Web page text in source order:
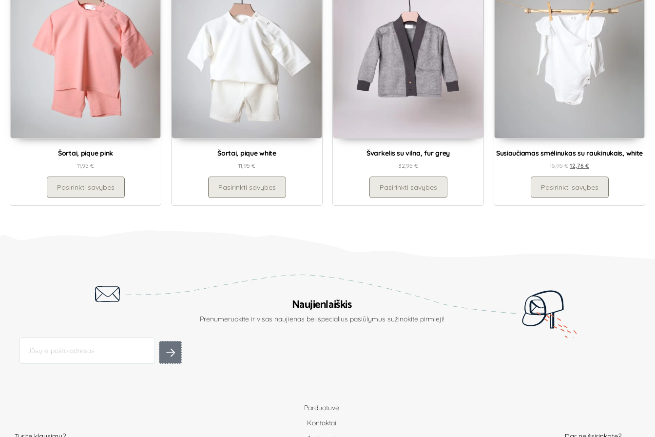
Šortai, pique pink
11,95 €
Pasirinkti savybes
Šortai, pique white
11,95 €
Pasirinkti savybes
Švarkelis su vilna, fur grey
32,95 €
Pasirinkti savybes
Susiaučiamas smėlinukas su raukinukais, white
15,95€ 12,76 €
Pasirinkti savybes
Naujienlaiškis
Prenumeruokite ir visas naujienas bei specialius pasiūlymus sužinokite pirmieji!
Parduotuvė
Kontaktai